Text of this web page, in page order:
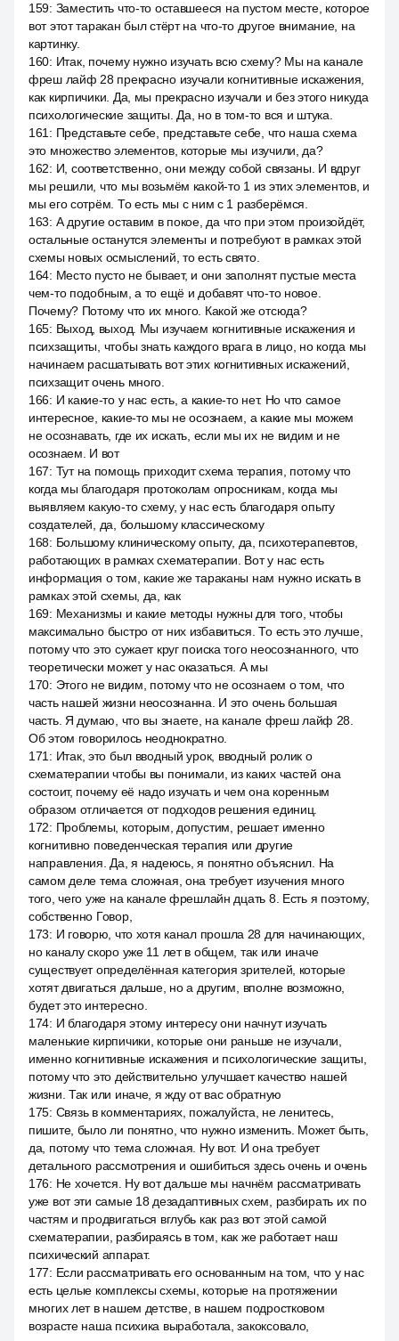
159: Заместить что-то оставшееся на пустом месте, которое
вот этот таракан был стёрт на что-то другое внимание, на
картинку.
160: Итак, почему нужно изучать всю схему? Мы на канале
фреш лайф 28 прекрасно изучали когнитивные искажения,
как кирпичики. Да, мы прекрасно изучали и без этого никуда
психологические защиты. Да, но в том-то вся и штука.
161 : Представьте себе, представьте себе, что наша схема
это множество элементов, которые мы изучили, да?
162: И, соответственно, они между собой связаны. И вдруг
мы решили, что мы возьмём какой-то 1 из этих элементов, и
мы его сотрём. То есть мы с ним с 1 разберёмся.
163: А другие оставим в покое, да что при этом произойдёт,
остальные останутся элементы и потребуют в рамках этой
схемы новых осмыслений, то есть свято.
164: Место пусто не бывает, и они заполнят пустые места
чем-то подобным, а то ещё и добавят что-то новое.
Почему? Потому что их много. Какой же отсюда?
165: Выход, выход. Мы изучаем когнитивные искажения и
психзащиты, чтобы знать каждого врага в лицо, но когда мы
начинаем расшатывать вот этих когнитивных искажений,
психзащит очень много.
166: И какие-то у нас есть, а какие-то нет. Но что самое
интересное, какие-то мы не осознаем, а какие мы можем
не осознавать, где их искать, если мы их не видим и не
осознаем. И вот
167: Тут на помощь приходит схема терапия, потому что
когда мы благодаря протоколам опросникам, когда мы
выявляем какую-то схему, у нас есть благодаря опыту
создателей, да, большому классическому
168: Большому клиническому опыту, да, психотерапевтов,
работающих в рамках схематерапии. Вот у нас есть
информация о том, какие же тараканы нам нужно искать в
рамках этой схемы, да, как
169: Механизмы и какие методы нужны для того, чтобы
максимально быстро от них избавиться. То есть это лучше,
потому что это сужает круг поиска того неосознанного, что
теоретически может у нас оказаться. А мы
170: Этого не видим, потому что не осознаем о том, что
часть нашей жизни неосознанна. И это очень большая
часть. Я думаю, что вы знаете, на канале фреш лайф 28.
Об этом говорилось неоднократно.
171 : Итак, это был вводный урок, вводный ролик о
схематерапии чтобы вы понимали, из каких частей она
состоит, почему её надо изучать и чем она коренным
образом отличается от подходов решения единиц.
172: Проблемы, которым, допустим, решает именно
когнитивно поведенческая терапия или другие
направления. Да, я надеюсь, я понятно объяснил. На
самом деле тема сложная, она требует изучения много
того, чего уже на канале фрешлайн дцать 8. Есть я поэтому,
собственно Говор,
173: И говорю, что хотя канал прошла 28 для начинающих,
но каналу скоро уже 11 лет в общем, так или иначе
существует определённая категория зрителей, которые
хотят двигаться дальше, но а другим, вполне возможно,
будет это интересно.
174: И благодаря этому интересу они начнут изучать
маленькие кирпичики, которые они раньше не изучали,
именно когнитивные искажения и психологические защиты,
потому что это действительно улучшает качество нашей
жизни. Так или иначе, я жду от вас обратную
175: Связь в комментариях, пожалуйста, не ленитесь,
пишите, было ли понятно, что нужно изменить. Может быть,
да, потому что тема сложная. Ну вот. И она требует
детального рассмотрения и ошибиться здесь очень и очень
176: Не хочется. Ну вот дальше мы начнём рассматривать
уже вот эти самые 18 дезадаптивных схем, разбирать их по
частям и продвигаться вглубь как раз вот этой самой
схематерапии, разбираясь в том, как же работает наш
психический аппарат.
177: Если рассматривать его основанным на том, что у нас
есть целые комплексы схемы, которые на протяжении
многих лет в нашем детстве, в нашем подростковом
возрасте наша психика выработала, закоксовало,